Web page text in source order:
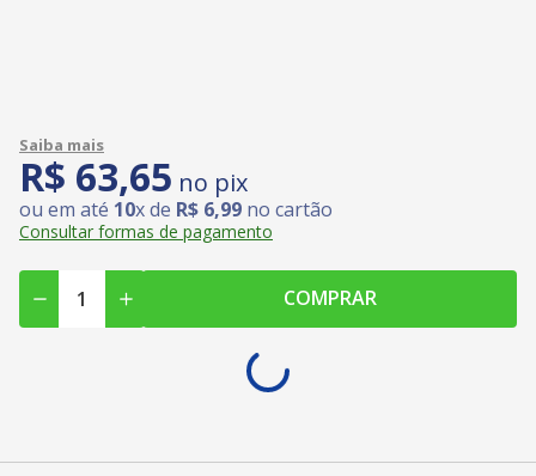
R$ 63,65 no pix
ou em até 10x de R$ 6,99 no cartão
Consultar formas de pagamento
COMPRAR